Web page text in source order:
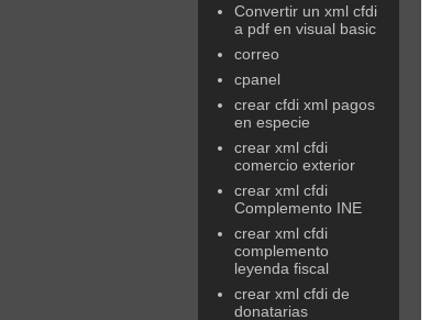
Convertir un xml cfdi
a pdf en visual basic
correo
cpanel
crear cfdi xml pagos
en especie
crear xml cfdi
comercio exterior
crear xml cfdi
Complemento INE
crear xml cfdi
complemento
leyenda fiscal
crear xml cfdi de
donatarias